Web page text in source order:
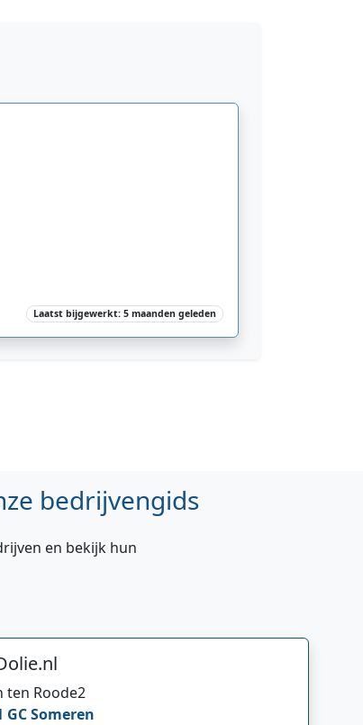
Laatst bijgewerkt: 5 maanden geleden
bedrijvengids
en bekijk hun
ten Roode2
GCSomeren